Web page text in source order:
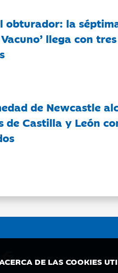
DE LAS COOKIES
obturador: la
llega con
de Newcastle
de Castilla y León